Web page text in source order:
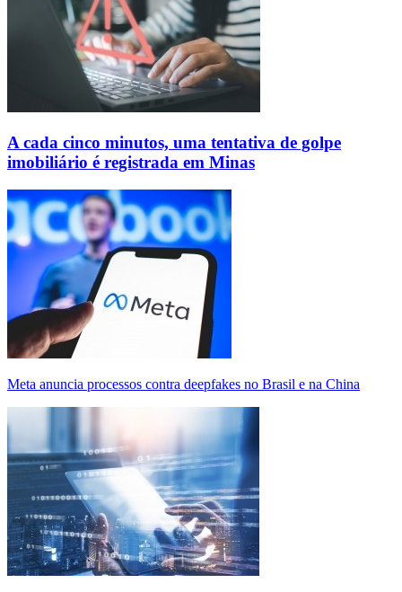
A cada cinco minutos, uma tentativa de golpe
imobiliário é registrada em Minas
Meta anuncia processos contra deepfakes no Brasil e na China